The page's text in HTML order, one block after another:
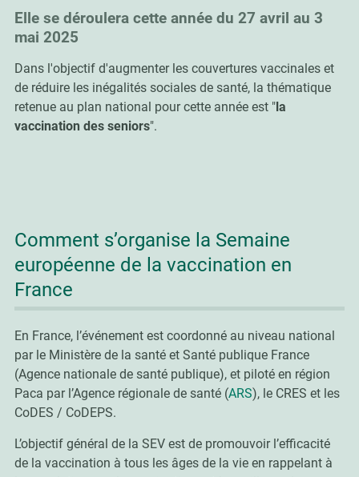
Elle se déroulera cette année du 27 avril au 3
mai 2025
Dans l'objectif d'augmenter les couvertures vaccinales et
de réduire les inégalités sociales de santé, la thématique
retenue au plan national pour cette année est "la
vaccination des seniors".
Comment s’organise la Semaine
européenne de la vaccination en
France
En France, l’événement est coordonné au niveau national
par le Ministère de la santé et Santé publique France
(Agence nationale de santé publique), et piloté en région
Paca par l’Agence régionale de santé (ARS), le CRES et les
CoDES / CoDEPS.
L’objectif général de la SEV est de promouvoir l’efficacité
de la vaccination à tous les âges de la vie en rappelant à